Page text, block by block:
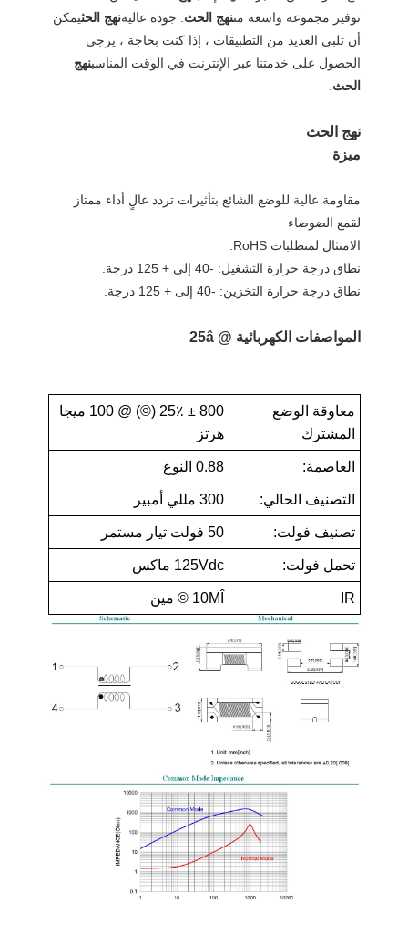
توفير مجموعة واسعة مننهج الحث. جودة عاليةنهج الحثيمكن
أن تلبي العديد من التطبيقات ، إذا كنت بحاجة ، يرجى
الحصول على خدمتنا عبر الإنترنت في الوقت المناسبنهج
الحث.
نهج الحث
ميزة
مقاومة عالية للوضع الشائع بتأثيرات تردد عالٍ أداء ممتاز
لقمع الضوضاء
الامتثال لمتطلبات RoHS.
نطاق درجة حرارة التشغيل: -40 إلى + 125 درجة.
نطاق درجة حرارة التخزين: -40 إلى + 125 درجة.
المواصفات الكهربائية @ 25â
معاوقة الوضع
المشترك
800 ± 25٪ (©) @ 100 ميجا
هرتز
العاصمة: 0.88 النوع
التصنيف الحالي: 300 مللي أمبير
تصنيف فولت: 50 فولت تيار مستمر
تحمل فولت: 125Vdc ماكس
IR 10MÎ © مين